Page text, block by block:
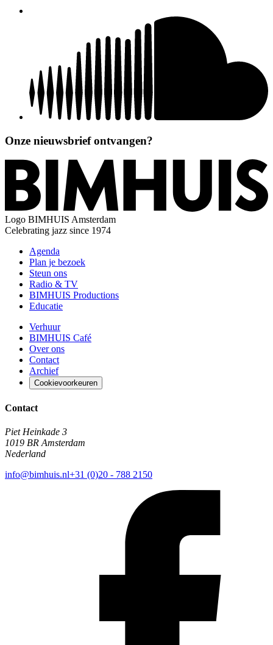
Onze nieuwsbrief ontvangen?
Logo BIMHUIS Amsterdam
Celebrating jazz since 1974
Agenda
Plan je bezoek
Steun ons
Radio & TV
BIMHUIS Productions
Educatie
Verhuur
BIMHUIS Café
Over ons
Contact
Archief
Cookievoorkeuren
Contact
Piet Heinkade 3
1019 BR Amsterdam
Nederland
info@bimhuis.nl+31 (0)20 - 788 2150